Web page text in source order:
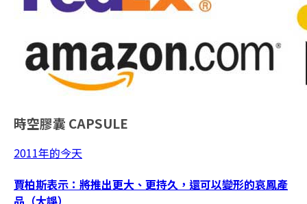
時空膠囊 CAPSULE
2011年的今天
賈柏斯表示：將推出更大、更持久，還可以變形的哀鳳產
品（大誤）